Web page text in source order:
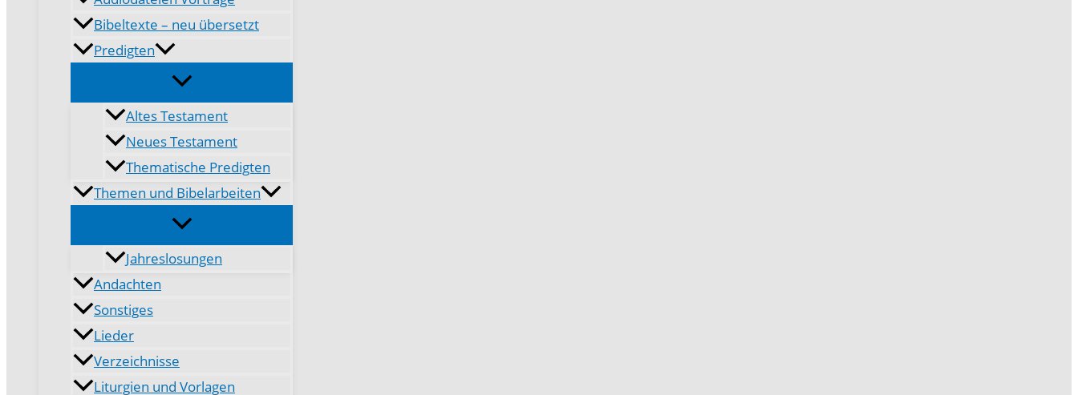
Bibeltexte – neu übersetzt
Predigten
Altes Testament
Neues Testament
Thematische Predigten
Themen und Bibelarbeiten
Jahreslosungen
Andachten
Sonstiges
Lieder
Verzeichnisse
Liturgien und Vorlagen